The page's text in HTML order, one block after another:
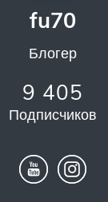
fu70
Блогер
9 405
Подписчиков